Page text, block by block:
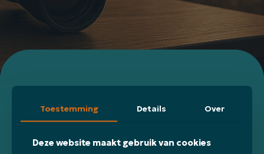
Meedoen?
Toestemming Details Over
Deze website maakt gebruik van cookies